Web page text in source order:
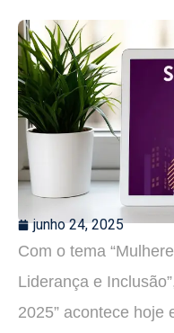
junho 24, 2025
Com o tema
Liderança e
2025” acontece hoje